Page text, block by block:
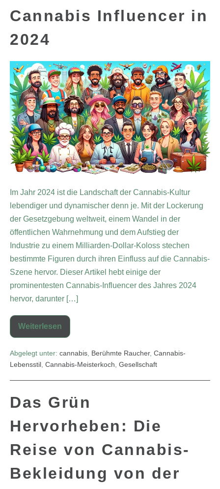
Cannabis Influencer in
2024
Im Jahr 2024 ist die Landschaft der Cannabis-Kultur
lebendiger und dynamischer denn je. Mit der Lockerung
der Gesetzgebung weltweit, einem Wandel in der
öffentlichen Wahrnehmung und dem Aufstieg der
Industrie zu einem Milliarden-Dollar-Koloss stechen
bestimmte Figuren durch ihren Einfluss auf die Cannabis-
Szene hervor. Dieser Artikel hebt einige der
prominentesten Cannabis-Influencer des Jahres 2024
hervor, darunter […]
Weiterlesen
Abgelegt unter: cannabis Berühmte Raucher, Cannabis-
Lebensstil Cannabis-Meisterkoch Gesellschaft
Das Grün
Hervorheben: Die
Reise von Cannabis-
Bekleidung von der